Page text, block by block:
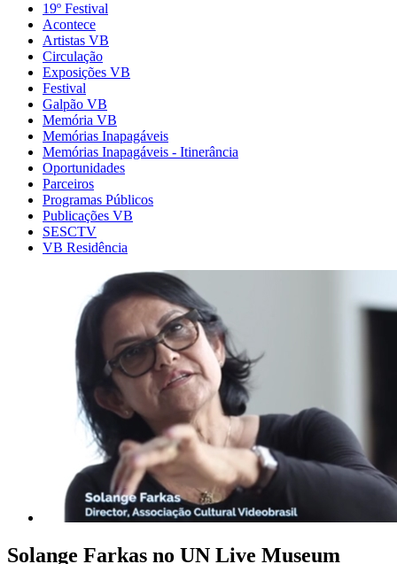
19º Festival
Acontece
Artistas VB
Circulação
Exposições VB
Festival
Galpão VB
Memória VB
Memórias Inapagáveis
Memórias Inapagáveis - Itinerância
Oportunidades
Parceiros
Programas Públicos
Publicações VB
SESCTV
VB Residência
Solange Farkas no UN Live Museum